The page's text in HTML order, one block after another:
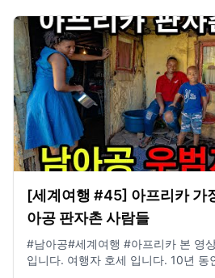
http://www.instagram.com/
--------------------------------
통령 🎵Track : Piece of Cake -
https://youtu.be/P0SfHRQY1A4
https://youtu.be/EXyyYIT3Gy8
- https://youtu.be/ydPppyQQdPc
Fighter - https://youtu.be/
Step - https://youtu.be/
[세계여행 #45] 아프리카 가
아공 판자촌 사람들
#남아공#세계여행​​ #아프리카 본 영상은 2019년 촬영된 내용
입니다. 여행자 호세 입니다. 10년 동안 여행중이며 여행하는